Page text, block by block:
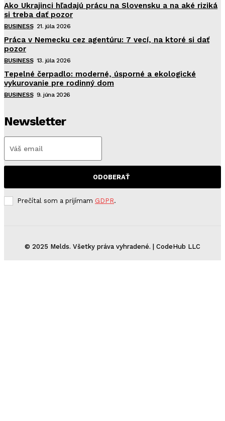
Ako Ukrajinci hľadajú prácu na Slovensku a na aké riziká
si treba dať pozor
BUSINESS 21. júla 2026
Práca v Nemecku cez agentúru: 7 vecí, na ktoré si dať
pozor
BUSINESS 13. júla 2026
Tepelné čerpadlo: moderné, úsporné a ekologické
vykurovanie pre rodinný dom
BUSINESS 9. júna 2026
Newsletter
ODOBERAŤ
Prečítal som a prijímam GDPR.
© 2025 Melds. Všetky práva vyhradené. | CodeHub LLC